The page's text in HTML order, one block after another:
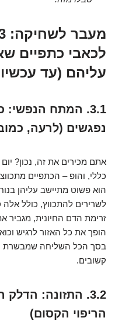
לכאבי כתפיים
עליהם (עד
3.1. המתח
נפגשים (לרעה,
אתם מכירים את זה, נכון?
כללי, והופ – הכתפיים
הוא פשוט מתיישב עליהן
לשרירים להתכווץ, כולל
זרימת הדם החיונית, מגביר
הופך את כל האזור לרגיש
בסך הכל השליחה שמבשרת
קשובים.
3.2. התזונה:
הריפוי הקסום)